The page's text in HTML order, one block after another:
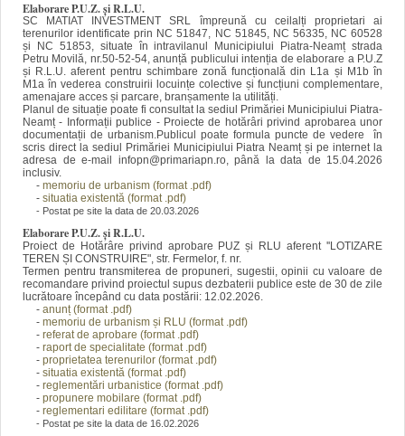
Elaborare P.U.Z. și R.L.U.
SC MATIAT INVESTMENT SRL împreună cu ceilalți proprietari ai
terenurilor identificate prin NC 51847, NC 51845, NC 56335, NC 60528
și NC 51853, situate în intravilanul Municipiului Piatra-Neamț strada
Petru Movilă, nr.50-52-54, anunță publicului intenția de elaborare a P.U.Z
și R.L.U. aferent pentru schimbare zonă funcțională din L1a și M1b în
M1a în vederea construirii locuințe colective și funcțiuni complementare,
amenajare acces și parcare, branșamente la utilități.
Planul de situație poate fi consultat la sediul Primăriei Municipiului Piatra-
Neamț - Informații publice - Proiecte de hotărâri privind aprobarea unor
documentații de urbanism.Publicul poate formula puncte de vedere în
scris direct la sediul Primăriei Municipiului Piatra Neamț și pe internet la
adresa de e-mail infopn@primariapn.ro, până la data de 15.04.2026
inclusiv.
- memoriu de urbanism (format.pdf)
- situatia existentă (format .pdf)
- Postat pe site la data de 20.03.2026
Elaborare P.U.Z. și R.L.U.
Proiect de Hotărâre privind aprobare PUZ și RLU aferent ''LOTIZARE
TEREN ȘI CONSTRUIRE", str. Fermelor, f. nr.
Termen pentru transmiterea de propuneri, sugestii, opinii cu valoare de
recomandare privind proiectul supus dezbaterii publice este de 30 de zile
lucrătoare începând cu data postării: 12.02.2026.
- anunț (format.pdf)
- memoriu de urbanism și RLU (format .pdf)
- referat de aprobare (format .pdf)
- raport de specialitate (format .pdf)
- proprietatea terenurilor (format .pdf)
- situatia existentă (format .pdf)
- reglementări urbanistice (format .pdf)
- propunere mobilare (format .pdf)
- reglementari edilitare (format .pdf)
- Postat pe site la data de 16.02.2026